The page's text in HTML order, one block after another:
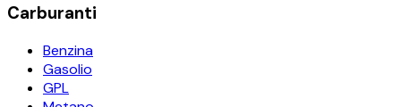
Carburanti
Benzina
Gasolio
GPL